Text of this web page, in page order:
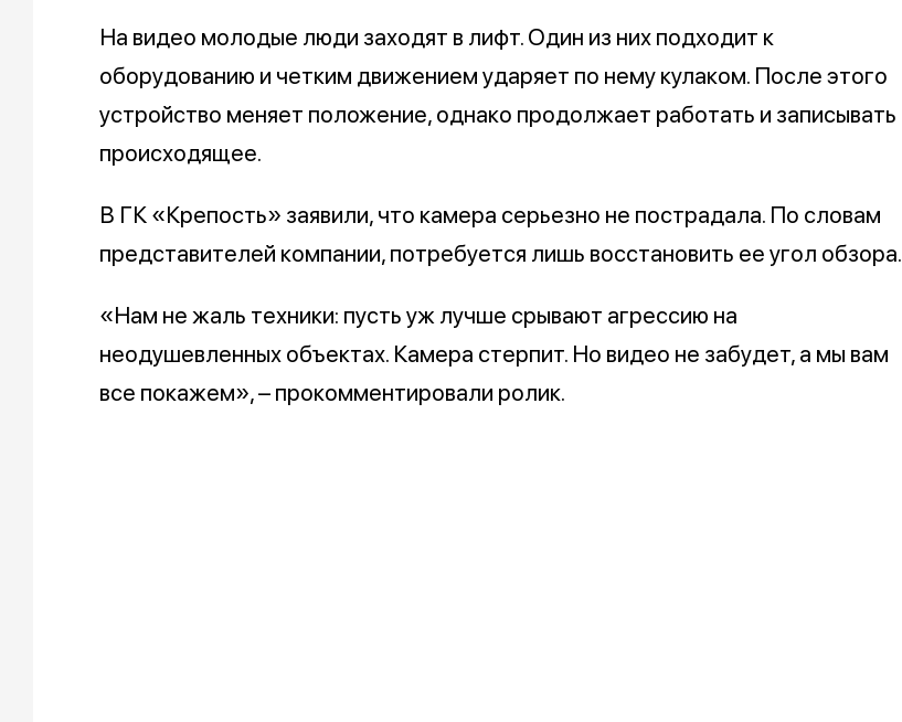
На видео молодые люди заходят в лифт. Один из них подходит к
оборудованию и четким движением ударяет по нему кулаком. После этого
устройство меняет положение, однако продолжает работать и записывать
происходящее.
В ГК «Крепость» заявили, что камера серьезно не пострадала. По словам
представителей компании, потребуется лишь восстановить ее угол обзора.
«Нам не жаль техники: пусть уж лучше срывают агрессию на
неодушевленных объектах. Камера стерпит. Но видео не забудет, а мы вам
все покажем», – прокомментировали ролик.